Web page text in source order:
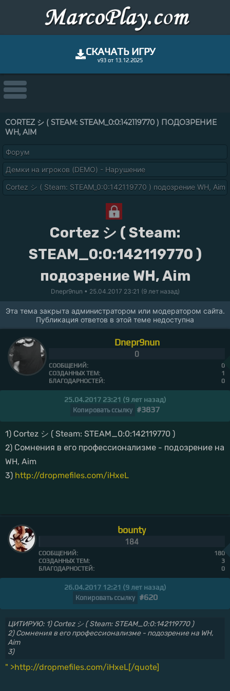
СКАЧАТЬ ИГРУ
v93 от 13.12.2025
CORTEZ シ ( STEAM: STEAM_0:0:142119770 ) ПОДОЗРЕНИЕ
WH, AIM
Форум
Демки на игроков (DEMO) - Нарушение
Cortez シ ( Steam: STEAM_0:0:142119770 ) подозрение WH, Aim
Cortez シ ( Steam:
STEAM_0:0:142119770 )
подозрение WH, Aim
Dnepr9nun • 25.04.2017 23:21 (9 лет назад)
Эта тема закрыта администратором или модератором сайта.
Публикация ответов в этой теме недоступна
Dnepr9nun
0
СООБЩЕНИЙ:
0
СОЗДАННЫХ ТЕМ:
1
БЛАГОДАРНОСТЕЙ:
0
25.04.2017 23:21 (9 лет назад)
Копировать ссылку #3837
1) Cortez シ ( Steam: STEAM_0:0:142119770 )
2) Сомнения в его профессионализме - подозрение на
WH, Aim
3) http://dropmefiles.com/iHxeL
bounty
184
СООБЩЕНИЙ:
180
СОЗДАННЫХ ТЕМ:
3
БЛАГОДАРНОСТЕЙ:
0
26.04.2017 12:21 (9 лет назад)
Копировать ссылку #620
ЦИТИРУЮ: 1) Cortez シ ( Steam: STEAM_0:0:142119770 )
2) Сомнения в его профессионализме - подозрение на WH,
Aim
3)
" >http://dropmefiles.com/iHxeL[/quote]